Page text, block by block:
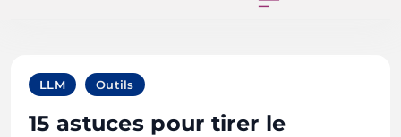
LLM Outils
15 astuces pour tirer le